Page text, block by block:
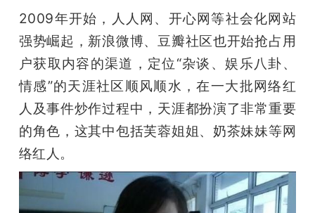
2009年开始，人人网、开心网等社会化网站
强势崛起，新浪微博、豆瓣社区也开始抢占用
户获取内容的渠道，定位“杂谈、娱乐八卦、
情感”的天涯社区顺风顺水，在一大批网络红
人及事件炒作过程中，天涯都扮演了非常重要
的角色，这其中包括芙蓉姐姐、奶茶妹妹等网
络红人。